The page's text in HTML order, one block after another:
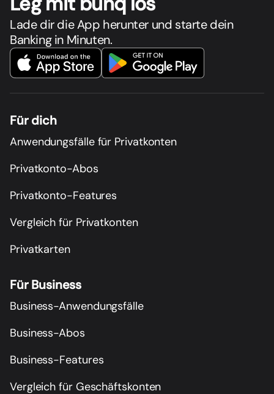
Lade dir die App herunter und starte dein
Banking in Minuten.
Für dich
Anwendungsfälle für Privatkonten
Privatkonto-Abos
Privatkonto-Features
Vergleich für Privatkonten
Privatkarten
Für Business
Business-Anwendungsfälle
Business-Abos
Business-Features
Vergleich für Geschäftskonten